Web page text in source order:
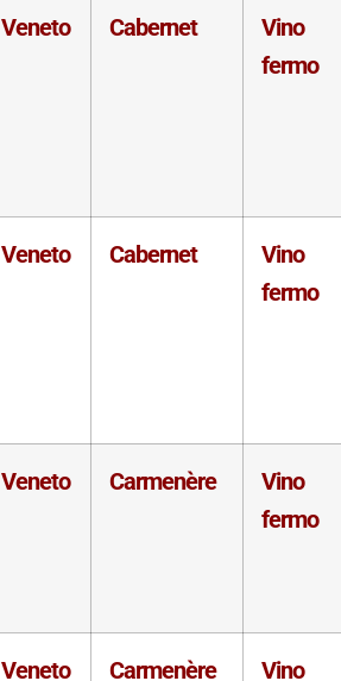
Veneto Cabernet
Vino
fermo
Veneto Cabernet
Vino
fermo
Veneto Carmenère
Vino
fermo
Veneto Carmenère
Vino